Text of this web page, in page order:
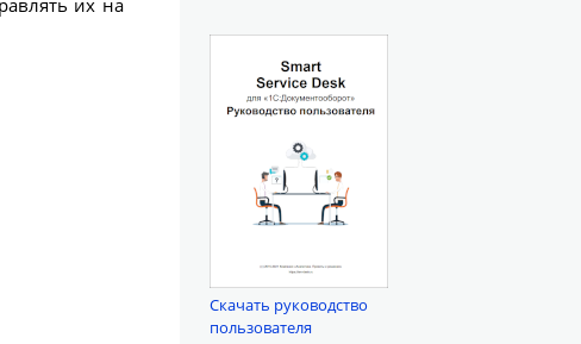
их на
Скачать руководство
пользователя